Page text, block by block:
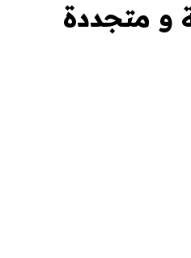
و متجددة